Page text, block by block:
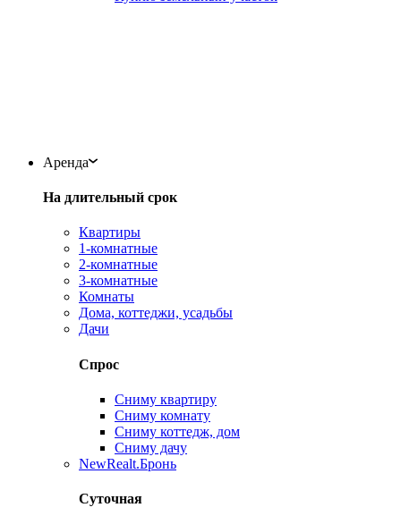
Аренда
На длительный срок
Квартиры
1-комнатные
2-комнатные
3-комнатные
Комнаты
Дома, коттеджи, усадьбы
Дачи
Спрос
Сниму квартиру
Сниму комнату
Сниму коттедж, дом
Сниму дачу
NewRealt.Бронь
Суточная